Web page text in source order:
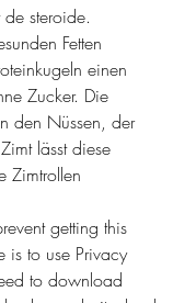
steroide.
Fetten
einen
Zucker. Die
den Nüssen, der
lässt diese
Zimtrollen
getting this
is to use Privacy
to download